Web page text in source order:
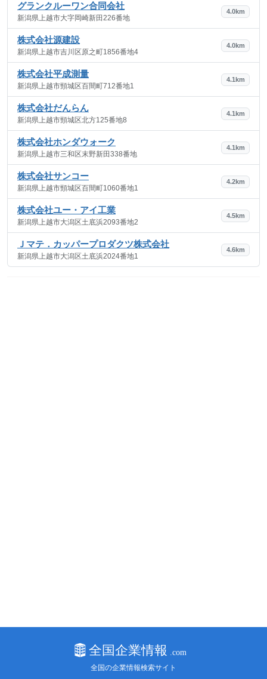
グランクルーワン合同会社
新潟県上越市大字岡崎新田226番地
4.0km
株式会社源建設
新潟県上越市吉川区原之町1856番地4
4.0km
株式会社平成測量
新潟県上越市頸城区百間町712番地1
4.1km
株式会社だんらん
新潟県上越市頸城区北方125番地8
4.1km
株式会社ホンダウォーク
新潟県上越市三和区末野新田338番地
4.1km
株式会社サンコー
新潟県上越市頸城区百間町1060番地1
4.2km
株式会社ユー・アイ工業
新潟県上越市大潟区土底浜2093番地2
4.5km
Ｊマテ．カッパープロダクツ株式会社
新潟県上越市大潟区土底浜2024番地1
4.6km
全国の企業情報検索サイト